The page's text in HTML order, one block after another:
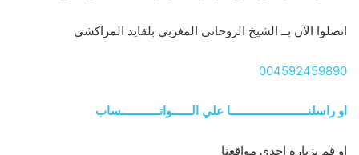
اتصلوا الآن بــ الشيخ الروحاني المغربي بلقايد المراكشي
004592459890
او راسلنــــــــــــــــــــــــا علي الــــــواتــــــــــــساب
او قم بزيارة احدي مواقعنا